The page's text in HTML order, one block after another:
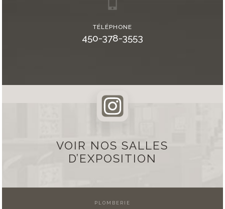
TÉLÉPHONE
450-378-3553
VOIR NOS SALLES
D’EXPOSITION
PLOMBERIE